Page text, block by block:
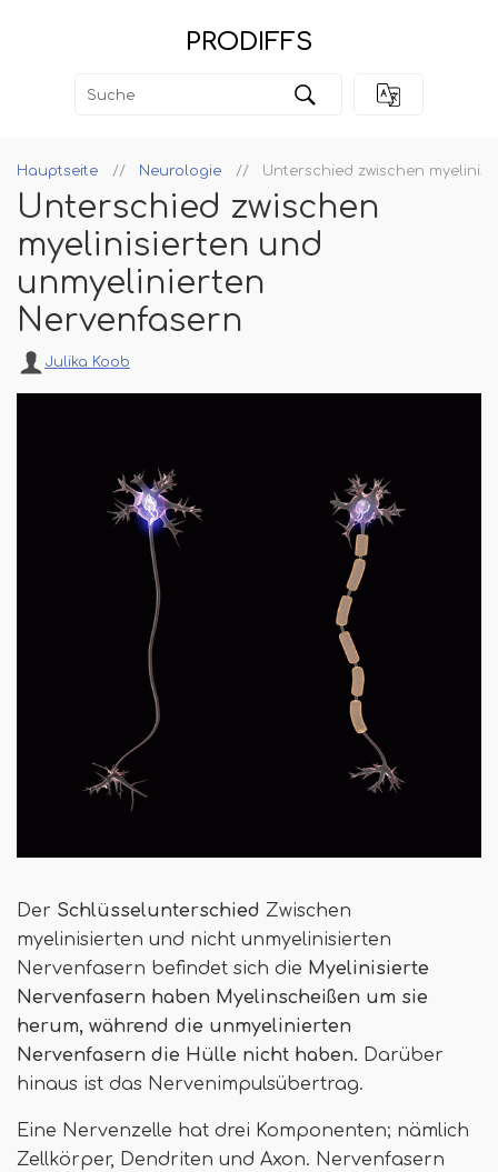
PRODIFFS
Hauptseite Neurologie Unterschied zwischen
Unterschied zwischen
myelinisierten und
unmyelinierten
Nervenfasern
Julika Koob
Der Schlüsselunterschied Zwischen
myelinisierten und nicht unmyelinisierten
Nervenfasern befindet sich die Myelinisierte
Nervenfasern haben Myelinscheißen um sie
herum, während die unmyelinierten
Nervenfasern die Hülle nicht haben. Darüber
hinaus ist das Nervenimpulsübertrag.
Eine Nervenzelle hat drei Komponenten; nämlich
Zellkörper, Dendriten und Axon. Nervenfasern